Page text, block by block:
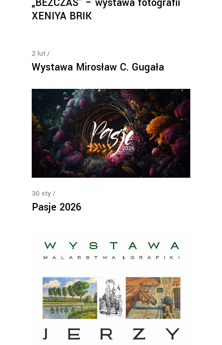
XENIYA BRIK
2 lut
Wystawa Mirosław C. Gugała
30 sty
Pasje 2026